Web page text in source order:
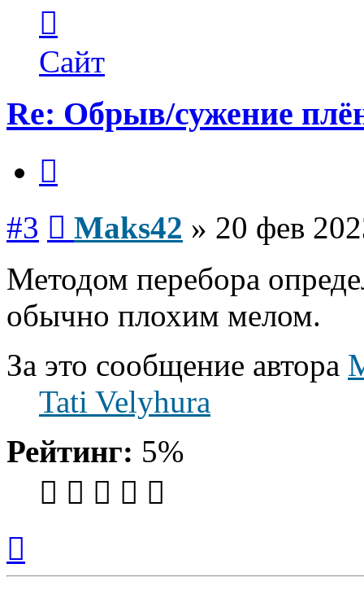
пользователя
Maks42
Сайт
Re: Обрыв/сужение
#3 Maks42 » 20 фев
Методом перебора
обычно плохим мелом.
За это сообщение автора
Tati Velyhura
Рейтинг: 5%
началу